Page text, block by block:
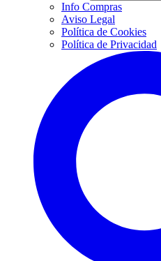
Info Compras
Aviso Legal
Política de Cookies
Política de Privacidad